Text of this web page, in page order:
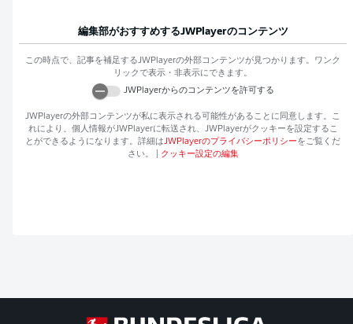
編集部がおすすめするJWPlayerのコンテンツ
この時点で、記事を補足するJWPlayerの外部コンテンツが見つかります。ワンク
リックで表示・非表示にできます。
JWPlayerからのコンテンツを許可する
JWPlayerの外部コンテンツが私に表示される可能性があることに同意します。こ
れにより、個人情報がJWPlayerに転送され、 JWPlayerがクッキーを設定するこ
とができるようになります。詳細はJWPlayerのプライバシーポリシーをご覧くだ
さい。
クッキー設定の編集